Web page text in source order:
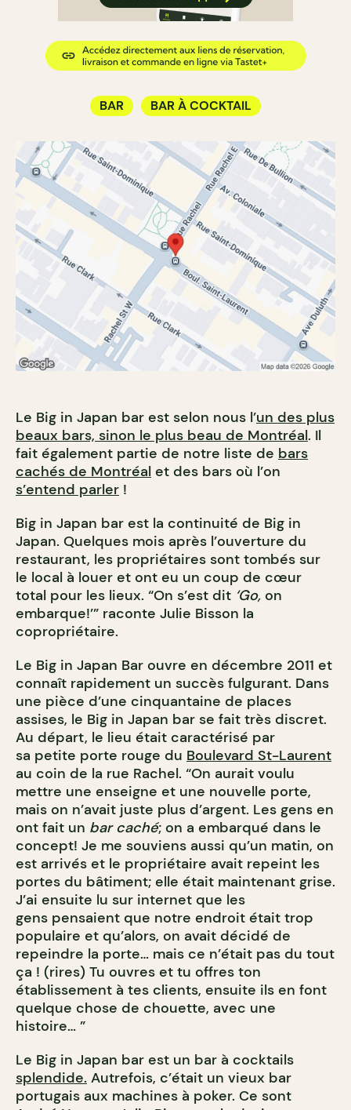
BAR BAR À COCKTAIL
Le Big in Japan bar est selon nous l’un des plus
beaux bars, sinon le plus beau de Montréal. Il
fait également partie de notre liste de bars
cachés de Montréal et des bars où l’on
s’entend parler !
Big in Japan bar est la continuité de Big in
Japan. Quelques mois après l’ouverture du
restaurant, les propriétaires sont tombés sur
le local à louer et ont eu un coup de cœur
total pour les lieux. “On s’est dit ‘Go, on
embarque!’” raconte Julie Bisson la
copropriétaire.
Le Big in Japan Bar ouvre en décembre 2011 et
connaît rapidement un succès fulgurant. Dans
une pièce d’une cinquantaine de places
assises, le Big in Japan bar se fait très discret.
Au départ, le lieu était caractérisé par
sa petite porte rouge du Boulevard St-Laurent
au coin de la rue Rachel. “On aurait voulu
mettre une enseigne et une nouvelle porte,
mais on n’avait juste plus d’argent. Les gens en
ont fait un barcaché; on a embarqué dans le
concept! Je me souviens aussi qu’un matin, on
est arrivés et le propriétaire avait repeint les
portes du bâtiment; elle était maintenant grise.
J’ai ensuite lu sur internet que les
gens pensaient que notre endroit était trop
populaire et qu’alors, on avait décidé de
repeindre la porte… mais ce n’était pas du tout
ça ! (rires) Tu ouvres et tu offres ton
établissement à tes clients, ensuite ils en font
quelque chose de chouette, avec une
histoire… ”
Le Big in Japan bar est un bar à cocktails
splendide. Autrefois, c’était un vieux bar
portugais aux machines à poker. Ce sont